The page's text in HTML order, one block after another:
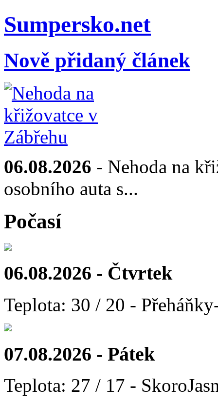
Sumpersko.net
Nově přidaný článek
06.08.2026 - Nehoda na
osobního auta s...
Počasí
06.08.2026 - Čtvrtek
Teplota: 30 / 20 -
07.08.2026 - Pátek
Teplota: 27 / 17 -